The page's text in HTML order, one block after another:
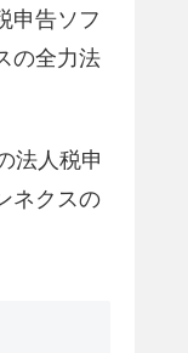
申告ソフ
の全力法
法人税申
ネクスの